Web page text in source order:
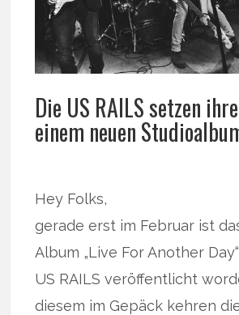
Die US RAILS setzen
einem neuen
Hey Folks,
gerade erst im Februar ist
Album „Live For Another
US RAILS veröffentlicht
diesem im Gepäck kehren